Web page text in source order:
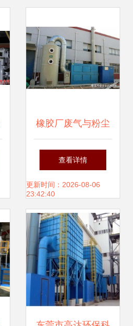
橡胶厂废气与粉尘
综合治理技术及设
备应用
查看详情
更新时间：2026-08-06
23:42:40